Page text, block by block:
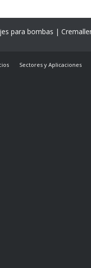
para bombas |
Sectores y Aplicaciones